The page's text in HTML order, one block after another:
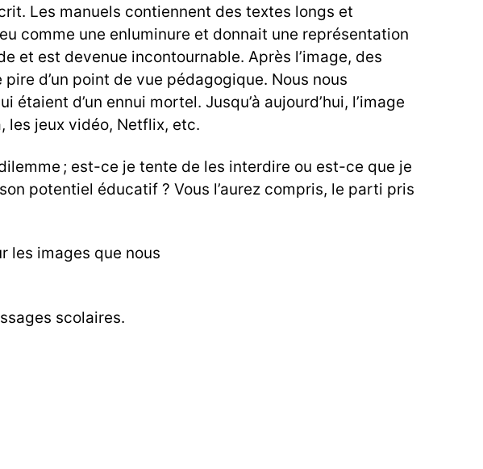
Les manuels contiennent des textes longs et
comme une enluminure et donnait une représentation
et est devenue incontournable. Après l’image, des
d’un point de vue pédagogique. Nous nous
d’un ennui mortel. Jusqu’à aujourd’hui, l’image
les jeux vidéo, Netflix, etc.
; est-ce je tente de les interdire ou est-ce que je
potentiel éducatif ? Vous l’aurez compris, le parti pris
les images que nous
scolaires.